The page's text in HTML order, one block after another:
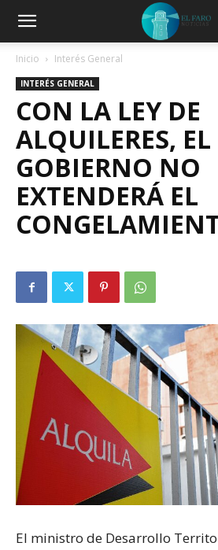
Inicio Interés General
INTERÉS GENERAL
CON LA LEY DE
ALQUILERES, EL
GOBIERNO NO
EXTENDERÁ EL
El ministro de Desarrollo